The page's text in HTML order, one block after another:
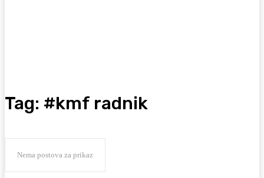
Tag: #kmf radnik
Nema postova za prikaz